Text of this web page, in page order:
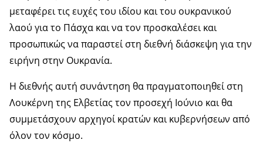
μεταφέρει τις ευχές του ιδίου και του ουκρανικού
λαού για το Πάσχα και να τον προσκαλέσει και
προσωπικώς να παραστεί στη διεθνή διάσκεψη για την
ειρήνη στην Ουκρανία.
Η διεθνής αυτή συνάντηση θα πραγματοποιηθεί στη
Λουκέρνη της Ελβετίας τον προσεχή Ιούνιο και θα
συμμετάσχουν αρχηγοί κρατών και κυβερνήσεων από
όλον τον κόσμο.